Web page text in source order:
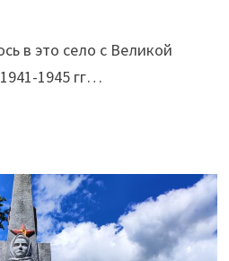
в это село с Великой
1945 гг…